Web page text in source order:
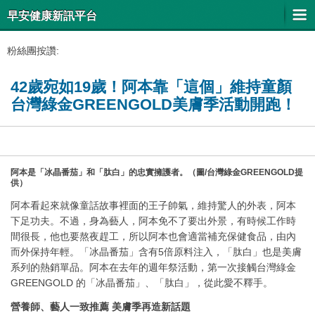
早安健康新訊平台
粉絲團按讚:
42歲宛如19歲！阿本靠「這個」維持童顏
台灣綠金GREENGOLD美膚季活動開跑！
阿本是「冰晶番茄」和「肽白」的忠實擁護者。（圖/台灣綠金GREENGOLD提
供）
阿本看起來就像童話故事裡面的王子帥氣，維持驚人的外表，阿本
下足功夫。不過，身為藝人，阿本免不了要出外景，有時候工作時
間很長，他也要熬夜趕工，所以阿本也會適當補充保健食品，由內
而外保持年輕。「冰晶番茄」含有5倍原料注入，「肽白」也是美膚
系列的熱銷單品。阿本在去年的週年祭活動，第一次接觸台灣綠金
GREENGOLD 的「冰晶番茄」、「肽白」，從此愛不釋手。
營養師、藝人一致推薦 美膚季再造新話題